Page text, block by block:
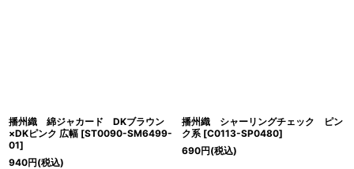
播州織 綿ジャカード DKブラウン
×DKピンク 広幅 [ST0090-SM6499-
01]
940円(税込)
播州織 シャーリングチェック ピン
ク系 [C0113-SP0480]
690円(税込)